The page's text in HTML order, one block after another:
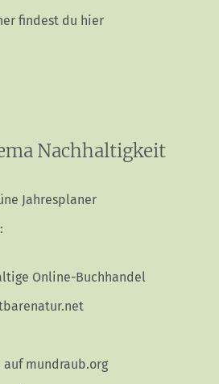
findest du hier
Nachhaltigkeit
Jahresplaner
Online-Buchhandel
mundraub.org